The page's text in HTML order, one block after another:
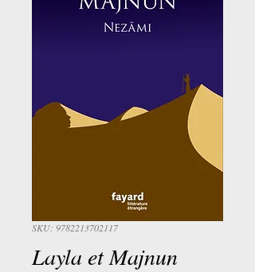
SKU: 9782213702117
Layla et Majnun